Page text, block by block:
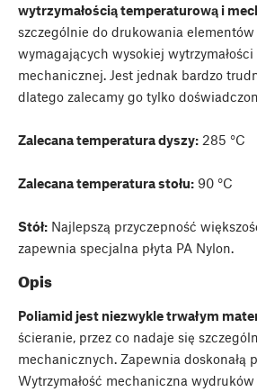
wytrzymałością temperaturową i
szczególnie do drukowania
wymagających wysokiej
mechanicznej. Jest jednak bardzo
dlatego zalecamy go tylko
Zalecana temperatura dyszy: 285 °C
Zalecana temperatura stołu: 90 °C
Stół: Najlepszą przyczepność
zapewnia specjalna płyta PA Nylon.
Opis
Poliamid jest niezwykle trwałym
ścieranie, przez co nadaje się
mechanicznych. Zapewnia doskonałą
Wytrzymałość mechaniczna